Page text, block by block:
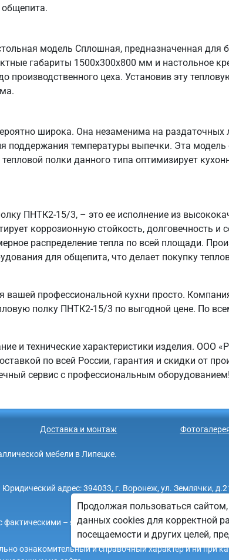
модель Сплошная, предназначенная для
габариты 1500х300х800 мм и настольное
производственного цеха. Установив эту
широка. Она незаменима на раздаточных
поддержания температуры выпечки. Эта
полки данного типа оптимизирует
ПНТК2-15/3, – это ее исполнение из
коррозионную стойкость, долговечность и
распределение тепла по всей площади.
для общепита, что делает покупку
вашей профессиональной кухни просто.
полку ПНТК2-15/3 по выгодной цене. По
и технические характеристики изделия. ООО
по всей России, гарантия и скидки от
сервис с профессиональным оборудованием!
Доставка и монтаж
мебели в Липецке.
адрес: 394033, г. Воронеж, ул. Землячки,
фактическими – является опечаткой.
ознакомительный и справочный характер и ни при
Продолжая пользоваться
данных cookies для корректной
посещаемости и других целей,